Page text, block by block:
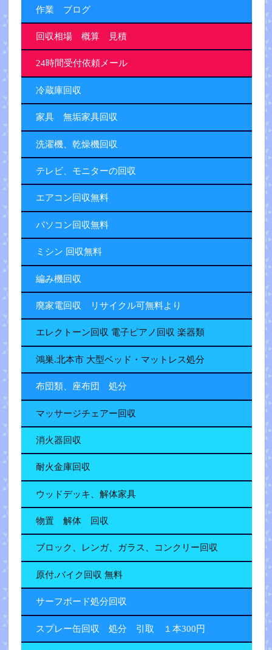
作業 ブログ
回収相場 概算 見積
24時間受付依頼メール
冷蔵庫回収
家具 無垢家具回収
洗濯機、乾燥機回収
テレビ、モニターの回収
エアコン回収無料
パソコン回収無料
ミシン 回収無料
編み機回収
廃家電回収 リサイクル可無料より
エレクトーン回収 電子ピアノ回収 楽器類
鴻巣.北本市 大型ベッド・マットレス処分
布団類、座布団 処分
マッサージチェアー回収
消火器回収
耐火金庫回収
ウッドデッキ、解体家具
物置 解体 回収
ブロック、レンガ、ガラス、コンクリー回収
原付.バイク回収 無料
サーフボード処分回収
スプレー缶回収 処分 引取 １本300円